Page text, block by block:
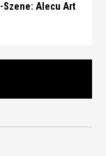
Szene: Alecu Art